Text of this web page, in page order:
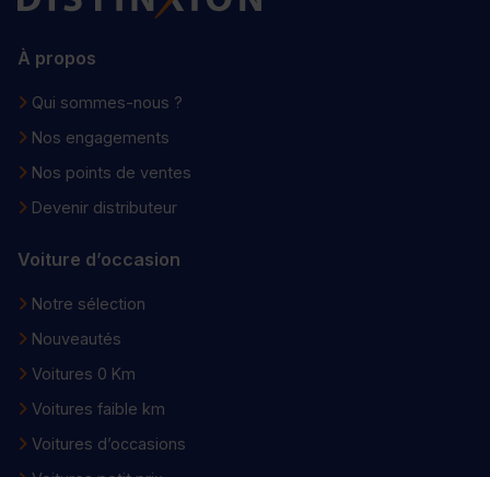
À propos
Qui sommes-nous ?
Nos engagements
Nos points de ventes
Devenir distributeur
Voiture d’occasion
Notre sélection
Nouveautés
Voitures 0 Km
Voitures faible km
Voitures d’occasions